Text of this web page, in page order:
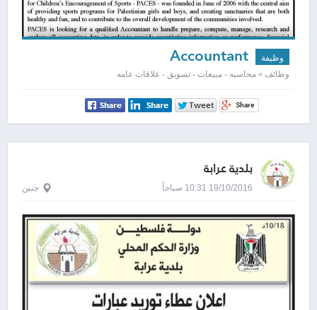
وظيفة
وظائف » محاسبه - مبيعات - تسويق - علاقات عامه
بلدية عرابة
19/10/2016 10:31 صباحاً جنين